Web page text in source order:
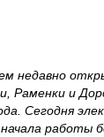
недавно
Раменки и
Сегодня
работы